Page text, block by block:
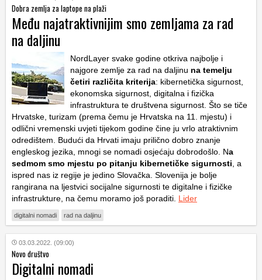
Dobra zemlja za laptope na plaži
Među najatraktivnijim smo zemljama za rad
na daljinu
NordLayer svake godine otkriva najbolje i
najgore zemlje za rad na daljinu na temelju
četiri različita kriterija: kibernetička sigurnost,
ekonomska sigurnost, digitalna i fizička
infrastruktura te društvena sigurnost. Što se tiče
Hrvatske, turizam (prema čemu je Hrvatska na 11. mjestu) i
odlični vremenski uvjeti tijekom godine čine ju vrlo atraktivnim
odredištem. Budući da Hrvati imaju prilično dobro znanje
engleskog jezika, mnogi se nomadi osjećaju dobrodošlo. Na
sedmom smo mjestu po pitanju kibernetičke sigurnosti, a
ispred nas iz regije je jedino Slovačka. Slovenija je bolje
rangirana na ljestvici socijalne sigurnosti te digitalne i fizičke
infrastrukture, na čemu moramo još poraditi. Lider
digitalni nomadi rad na daljinu
03.03.2022. (09:00)
Novo društvo
Digitalni nomadi